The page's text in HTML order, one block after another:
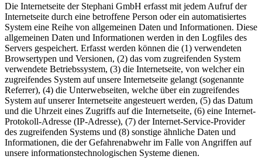
Die Internetseite der Stephani GmbH erfasst mit jedem Aufruf der
Internetseite durch eine betroffene Person oder ein automatisiertes
System eine Reihe von allgemeinen Daten und Informationen. Diese
allgemeinen Daten und Informationen werden in den Logfiles des
Servers gespeichert. Erfasst werden können die (1) verwendeten
Browsertypen und Versionen, (2) das vom zugreifenden System
verwendete Betriebssystem, (3) die Internetseite, von welcher ein
zugreifendes System auf unsere Internetseite gelangt (sogenannte
Referrer), (4) die Unterwebseiten, welche über ein zugreifendes
System auf unserer Internetseite angesteuert werden, (5) das Datum
und die Uhrzeit eines Zugriffs auf die Internetseite, (6) eine Internet-
Protokoll-Adresse (IP-Adresse), (7) der Internet-Service-Provider
des zugreifenden Systems und (8) sonstige ähnliche Daten und
Informationen, die der Gefahrenabwehr im Falle von Angriffen auf
unsere informationstechnologischen Systeme dienen.